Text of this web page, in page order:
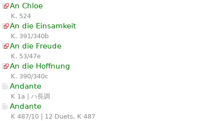
An Chloe
K. 524
An die Einsamkeit
K. 391/340b
An die Freude
K. 53/47e
An die Hoffnung
K. 390/340c
Andante
K 1a | ハ長調
Andante
K 487/10 | 12 Duets, K 487